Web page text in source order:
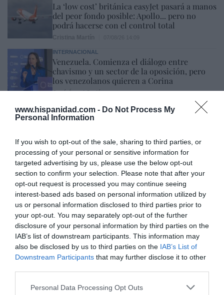
www.hispanidad.com - Do Not Process My
Personal Information
If you wish to opt-out of the sale, sharing to third parties, or
processing of your personal or sensitive information for
targeted advertising by us, please use the below opt-out
section to confirm your selection. Please note that after your
opt-out request is processed you may continue seeing
interest-based ads based on personal information utilized by
us or personal information disclosed to third parties prior to
your opt-out. You may separately opt-out of the further
disclosure of your personal information by third parties on the
IAB’s list of downstream participants. This information may
also be disclosed by us to third parties on the IAB’s List of
Downstream Participants that may further disclose it to other
Personal Data Processing Opt Outs
La ‘low cost’ británica easyJet pasará a manos
del peor fondo posible: Apollo... pero no
podrá hacerse con el control total
INTERNACIONAL
Venezuela. Comienza el diálogo entre
chavismo y un sector de la oposición, pero
los venezolanos quieren a Corina
José Ángel Gutiérrez 07/08/26 11:46
ECONOMÍA
15,5% hasta junio
Cristina Martín 07/08/26 12:37
SOCIEDAD
Ataque cristianófobo en la muy ‘woke’ ciudad
de Nueva York: destrozan una imagen de la
Virgen María
Redacción 07/08/26 11:46
Marcelo Gullo: “El trabajo de desmitificar la
historia, de poner la verdadera, de
desmontar la falsificación, es un trabajo
cristiano"